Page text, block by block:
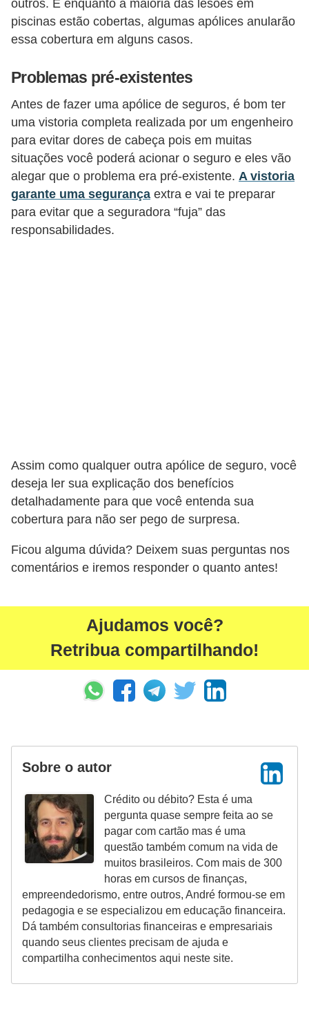
outros. E enquanto a maioria das lesões em
piscinas estão cobertas, algumas apólices anularão
essa cobertura em alguns casos.
Problemas pré-existentes
Antes de fazer uma apólice de seguros, é bom ter
uma vistoria completa realizada por um engenheiro
para evitar dores de cabeça pois em muitas
situações você poderá acionar o seguro e eles vão
alegar que o problema era pré-existente. A vistoria
garante uma segurança extra e vai te preparar
para evitar que a seguradora “fuja” das
responsabilidades.
Assim como qualquer outra apólice de seguro, você
deseja ler sua explicação dos benefícios
detalhadamente para que você entenda sua
cobertura para não ser pego de surpresa.
Ficou alguma dúvida? Deixem suas perguntas nos
comentários e iremos responder o quanto antes!
Ajudamos você?
Retribua compartilhando!
Sobre o autor
Crédito ou débito? Esta é uma
pergunta quase sempre feita ao se
pagar com cartão mas é uma
questão também comum na vida de
muitos brasileiros. Com mais de 300
horas em cursos de finanças,
empreendedorismo, entre outros, André formou-se em
pedagogia e se especializou em educação financeira.
Dá também consultorias financeiras e empresariais
quando seus clientes precisam de ajuda e
compartilha conhecimentos aqui neste site.
P
o
p
a
n
ç
a
P
r
o
o
m
p